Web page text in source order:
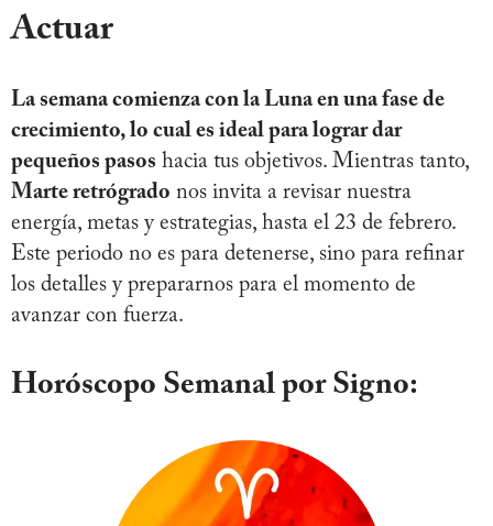
Actuar
La semana comienza con la Luna en una fase de
crecimiento, lo cual es ideal para lograr dar
pequeños pasos hacia tus objetivos. Mientras tanto,
Marte retrógrado nos invita a revisar nuestra
energía, metas y estrategias, hasta el 23 de febrero.
Este periodo no es para detenerse, sino para refinar
los detalles y prepararnos para el momento de
avanzar con fuerza.
Horóscopo Semanal por Signo: